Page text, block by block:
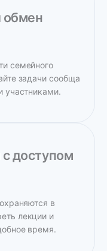
обмен
семейного
задачи сообща
участниками.
доступом
в
лекции и
время.